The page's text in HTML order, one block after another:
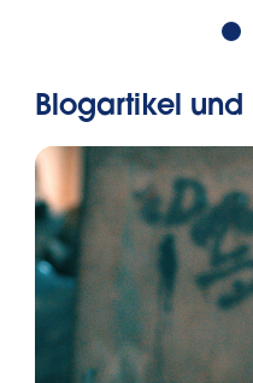
Blogartikel und